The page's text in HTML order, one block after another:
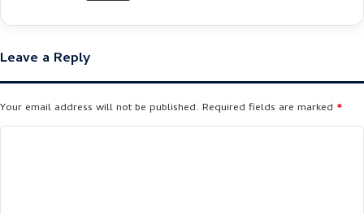
Leave a Reply
Your email address will not be published. Required fields are marked *